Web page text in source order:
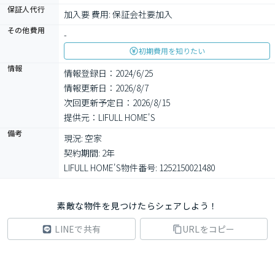
保証人代行 加入要 費用: 保証会社要加入
その他費用 -
初期費用を知りたい
情報
情報登録日：2024/6/25
情報更新日：2026/8/7
次回更新予定日：2026/8/15
提供元：LIFULL HOME'S
備考
現況: 空家
契約期間: 2年
LIFULL HOME'S物件番号: 1252150021480
素敵な物件を見つけたらシェアしよう！
LINEで共有
URLをコピー